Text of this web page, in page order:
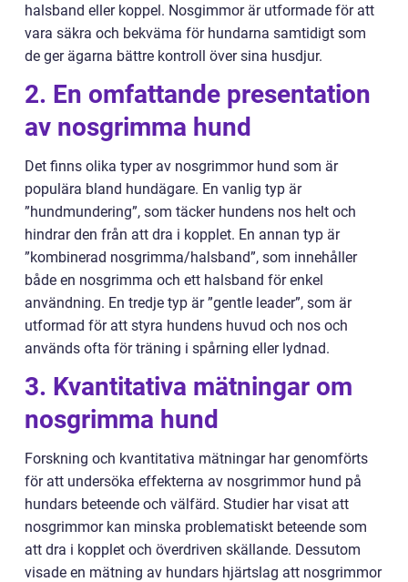
halsband eller koppel. Nosgimmor är utformade för att
vara säkra och bekväma för hundarna samtidigt som
de ger ägarna bättre kontroll över sina husdjur.
2. En omfattande presentation
av nosgrimma hund
Det finns olika typer av nosgrimmor hund som är
populära bland hundägare. En vanlig typ är
”hundmundering”, som täcker hundens nos helt och
hindrar den från att dra i kopplet. En annan typ är
”kombinerad nosgrimma/halsband”, som innehåller
både en nosgrimma och ett halsband för enkel
användning. En tredje typ är ”gentle leader”, som är
utformad för att styra hundens huvud och nos och
används ofta för träning i spårning eller lydnad.
3. Kvantitativa mätningar om
nosgrimma hund
Forskning och kvantitativa mätningar har genomförts
för att undersöka effekterna av nosgrimmor hund på
hundars beteende och välfärd. Studier har visat att
nosgrimmor kan minska problematiskt beteende som
att dra i kopplet och överdriven skällande. Dessutom
visade en mätning av hundars hjärtslag att nosgrimmor